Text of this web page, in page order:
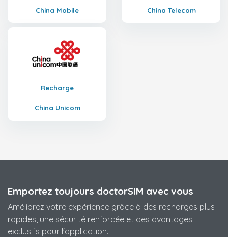
China Mobile China Telecom
Recharge
China Unicom
Emportez toujours doctorSIM avec vous
Améliorez votre expérience grâce à des recharges plus
rapides, une sécurité renforcée et des avantages
exclusifs pour l'application.